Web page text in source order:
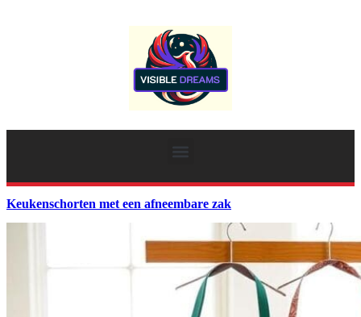
Keukenschorten met een afneembare zak